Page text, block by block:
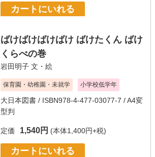
カートにいれる
ばけばけばけばけ ばけたくん ばけ
くらべの巻
岩田明子 文・絵
保育園・幼稚園・未就学 小学校低学年
大日本図書 / ISBN978-4-477-03077-7 / A4変
型判
定価 1,540円 (本体1,400円+税)
カートにいれる